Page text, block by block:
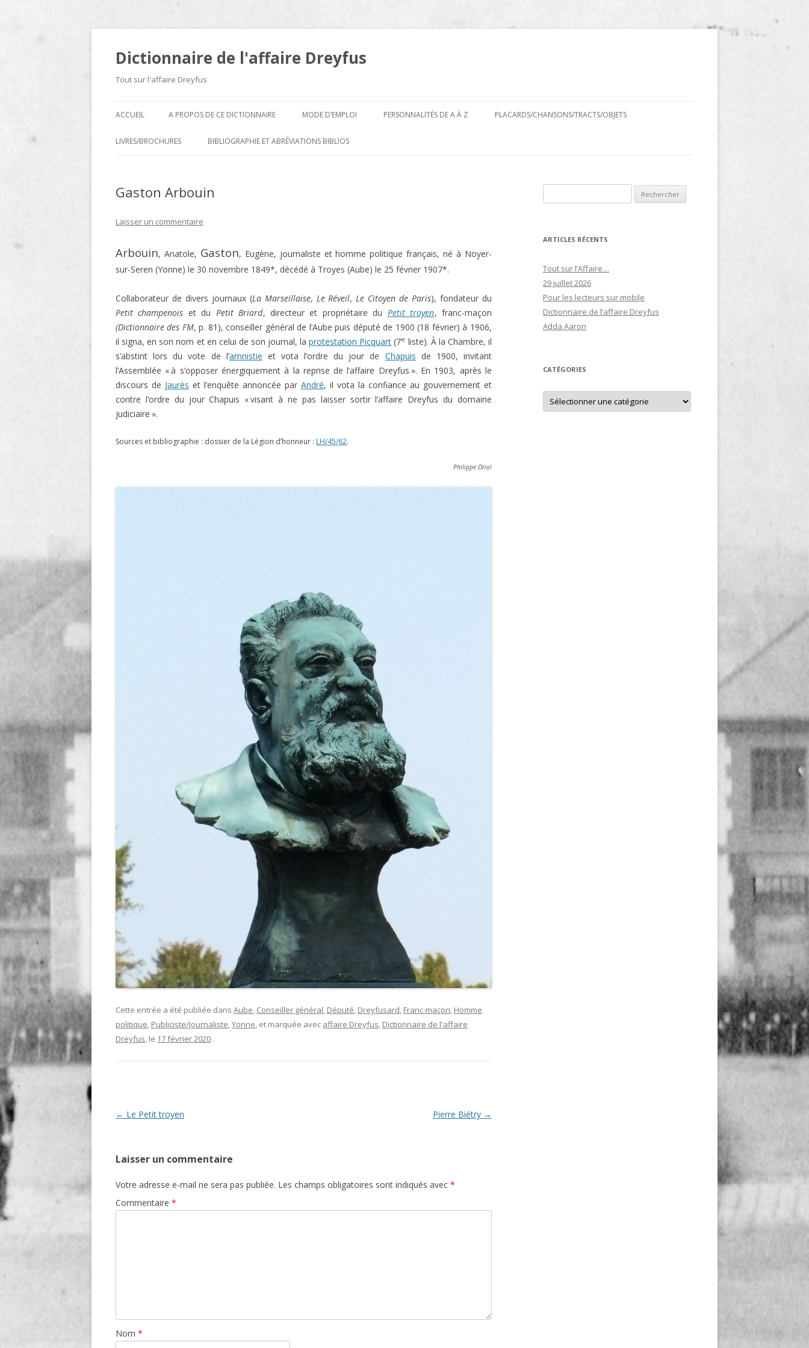
Dictionnaire de l'affaire Dreyfus
Tout sur l'affaire Dreyfus
au
ACCUEIL A PROPOS DE CE DICTIONNAIRE MODE D’EMPLOI PERSONNALITÉS DE A À Z PLACARDS/CHANSONS/TRACTS/OBJETS
LIVRES/BROCHURES
D
R
T
BIBLIOGRAPHIE ET ABRÉVIATIONS BIBLIOS
Gaston Arbouin
Laisser un commentaire
Arbouin, Anatole, Gaston, Eugène, journaliste et homme politique français, né à Noyer-
sur-Seren (Yonne) le 30 novembre 1849*, décédé à Troyes (Aube) le 25 février 1907*.
Collaborateur de divers journaux (La Marseillaise, Le Réveil,Le Citoyen de Paris), fondateur du
Petit champenois et du Petit Briard, directeur et propriétaire du Petit troyen, franc-maçon
(Dictionnaire des FM, p. 81), conseiller général de l’Aube puis député de 1900 (18 février) à 1906,
il signa, en son nom et en celui de son journal, laprotestation Picquart (7e liste). À la Chambre, il
s’abstint lors du vote de l’amnistie et vota l’ordre du jour de Chapuis de 1900, invitant
l’Assemblée « à s’opposer énergiquement à la reprise de l’affaire Dreyfus ». En 1903, après le
discours de Jaurès et l’enquête annoncée par André, il vota la confiance au gouvernement et
contre l’ordre du jour Chapuis « visant à ne pas laisser sortir l’affaire Dreyfus du domaine
judiciaire ».
Sources et bibliographie : dossier de la Légion d’honneur : LH/45/62.
Philippe Oriol
Cette entrée a été publiée dans Aube, Conseiller général, Député, Dreyfusard, Franc-maçon, Homme
politique, Publiciste/Journaliste,Yonne, et marquée avec affaire Dreyfus, Dictionnaire de l'affaire
Dreyfus, le 17 février 2020 .
Navigation
← Le Petit troyen Pierre Biétry →
Laisser un commentaire
Votre adresse e-mail ne sera pas publiée. Les champs obligatoires sont indiqués avec *
Commentaire *
Nom *
ARTICLES RÉCENTS
Tout sur l’Affaire…
29 juillet 2026
Pour les lecteurs sur mobile
Dictionnaire de l’affaire Dreyfus
Adda Aaron
CATÉGORIES
Catégories